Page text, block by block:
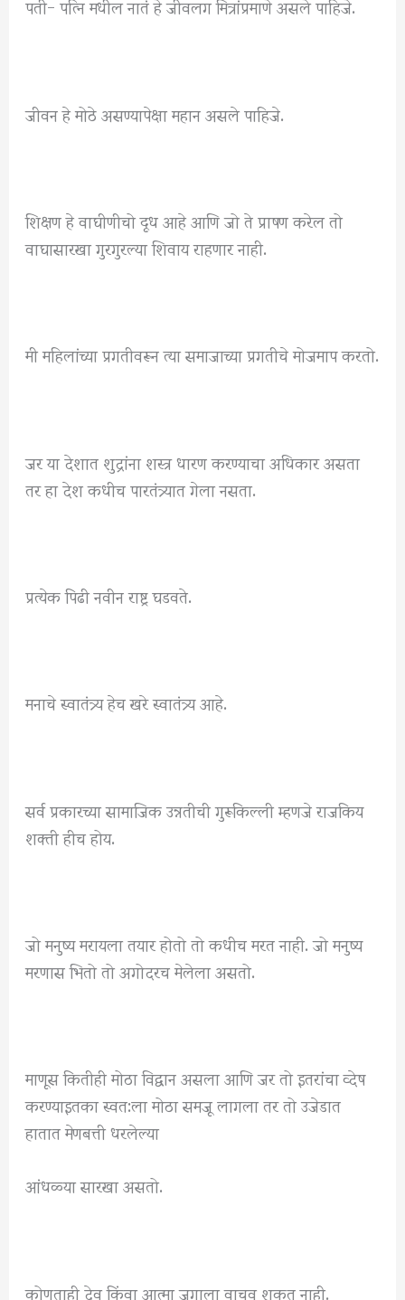
जीवन हे मोठे असण्यापेक्षा महान असले पाहिजे.
शिक्षण हे वाघीणीचो दूध आहे आणि जो ते प्राषण करेल तो
वाघासारखा गुरगुरल्या शिवाय राहणार नाही.
मी महिलांच्या प्रगतीवरून त्या समाजाच्या प्रगतीचे मोजमाप करतो.
जर या देशात शुद्रांना शस्त्र धारण करण्याचा अधिकार असता
तर हा देश कधीच पारतंत्र्यात गेला नसता.
प्रत्येक पिढी नवीन राष्ट्र घडवते.
मनाचे स्वातंत्र्य हेच खरे स्वातंत्र्य आहे.
सर्व प्रकारच्या सामाजिक उन्नतीची गुरूकिल्ली म्हणजे राजकिय
शक्ती हीच होय.
जो मनुष्य मरायला तयार होतो तो कधीच मरत नाही. जो मनुष्य
मरणास भितो तो अगोदरच मेलेला असतो.
माणूस कितीही मोठा विद्वान असला आणि जर तो इतरांचा व्देष
करण्याइतका स्वत:ला मोठा समजू लागला तर तो उजेडात
हातात मेणबत्ती धरलेल्या
आंधळ्या सारखा असतो.